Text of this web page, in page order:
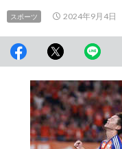
スポーツ 2024年9月4日